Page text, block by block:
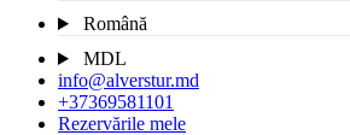
Română
MDL
info@alverstur.md
+37369581101
Rezervările mele